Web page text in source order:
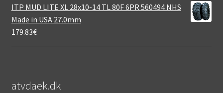
ITP MUD LITE XL 28x10-14 TL 80F 6PR 560494 NHS
Made in USA 27.0mm
179.83€
atvdaek.dk